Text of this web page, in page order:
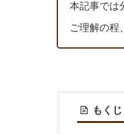
本記事では
ご理解の程
もくじ